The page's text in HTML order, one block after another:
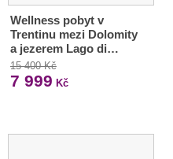
Wellness pobyt v
Trentinu mezi Dolomity
a jezerem Lago di…
15 400 Kč
7 999 Kč